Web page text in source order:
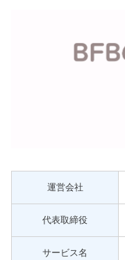
運営会社
代表取締役
サービス名